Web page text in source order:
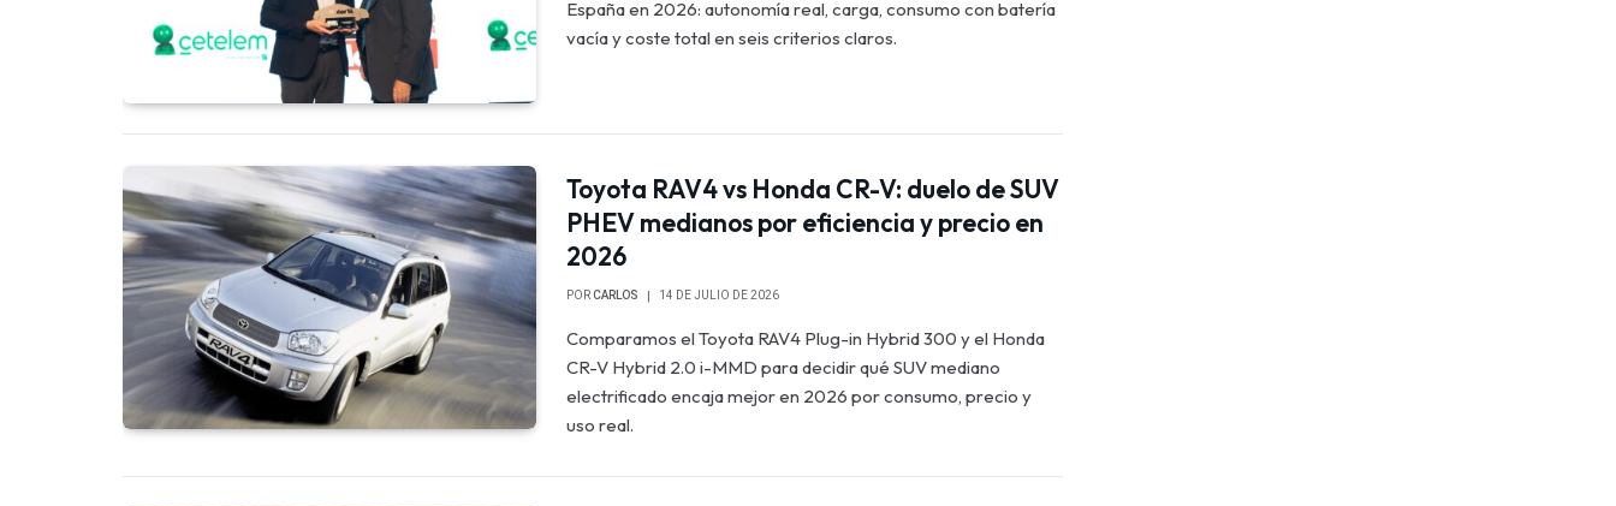
España en 2026: autonomía real, carga, consumo con batería
vacía y coste total en seis criterios claros.
Toyota RAV4 vs Honda CR-V: duelo de SUV
PHEV medianos por eficiencia y precio en
2026
PORCARLOS 14 DE JULIO DE 2026
Comparamos el Toyota RAV4 Plug-in Hybrid 300 y el Honda
CR-V Hybrid 2.0 i-MMD para decidir qué SUV mediano
electrificado encaja mejor en 2026 por consumo, precio y
uso real.